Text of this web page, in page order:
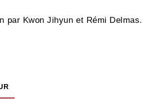
par Kwon Jihyun et Rémi Delmas.